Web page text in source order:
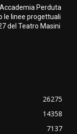
Perduta
le linee progettuali
del Teatro Masini
26275
14358
7137